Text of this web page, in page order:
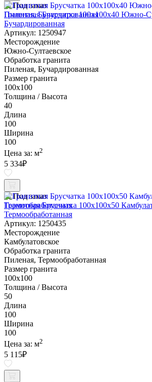
Под заказ
Гранитная Брусчатка 100х100x40 Южно-
Бучардированная
Артикул: 1250947
Месторождение
Южно-Султаевское
Обработка гранита
Пиленая, Бучардированная
Размер гранита
100х100
Толщина / Высота
40
Длина
100
Ширина
100
Цена за: м2
5 334₽
Под заказ
Гранитная Брусчатка 100х100x50
Термообработанная
Артикул: 1250435
Месторождение
Камбулатовское
Обработка гранита
Пиленая, Термообработанная
Размер гранита
100х100
Толщина / Высота
50
Длина
100
Ширина
100
Цена за: м2
5 115₽